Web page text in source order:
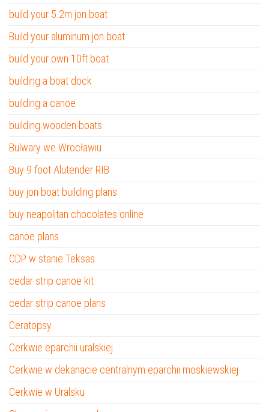
build your 5.2m jon boat
Build your aluminum jon boat
build your own 10ft boat
building a boat dock
building a canoe
building wooden boats
Bulwary we Wrocławiu
Buy 9 foot Alutender RIB
buy jon boat building plans
buy neapolitan chocolates online
canoe plans
CDP w stanie Teksas
cedar strip canoe kit
cedar strip canoe plans
Ceratopsy
Cerkwie eparchii uralskiej
Cerkwie w dekanacie centralnym eparchii moskiewskiej
Cerkwie w Uralsku